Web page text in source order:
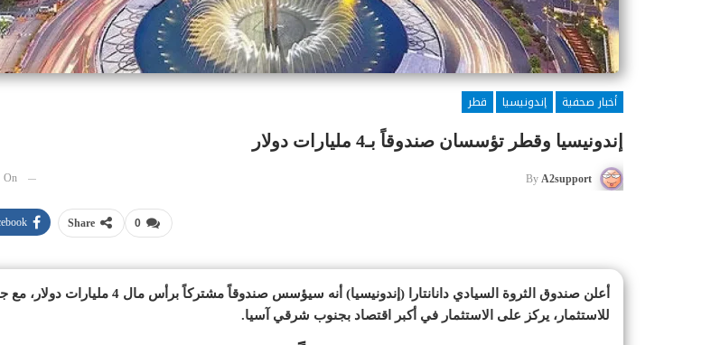
أخبار صحفية إندونيسيا
قطر
إندونيسيا وقطر تؤسسان صندوقاً بـ4 مليارات دولار
By A2support
On
0
Share
أعلن صندوق الثروة السيادي دانانتارا (إندونيسيا) أنه سيؤسس صندوقاً مشتركاً
للاستثمار، يركز على الاستثمار في أكبر اقتصاد بجنوب شرقي آسيا.